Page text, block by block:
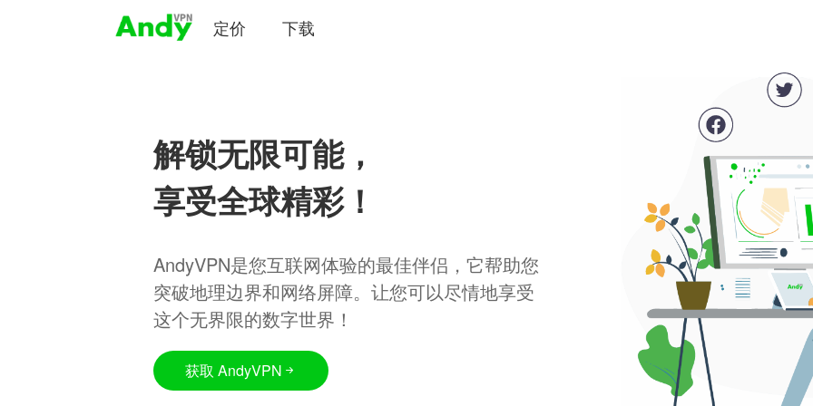
定价 下载
解锁无限可能，
享受全球精彩！
AndyVPN是您互联网体验的最佳伴侣，它帮助您
突破地理边界和网络屏障。让您可以尽情地享受
这个无界限的数字世界！
获取 AndyVPN